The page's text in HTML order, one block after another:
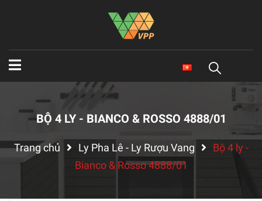
BỘ 4 LY - BIANCO & ROSSO 4888/01
Trang chủ Ly Pha Lê - Ly Rượu Vang
Bộ 4 ly -
Bianco & Rosso 4888/01